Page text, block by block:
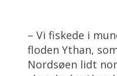
– Vi fiskede i
floden Ythan,
Nordsøen lidt